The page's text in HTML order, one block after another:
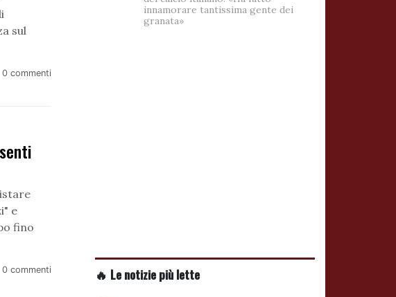
sul
0 commenti
e
fino
0 commenti
innamorare tantissima gente dei
granata»
🔥 Le notizie più lette